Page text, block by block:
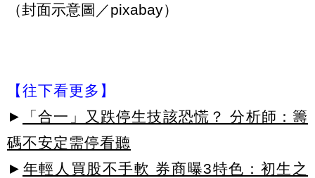
（封面示意圖／pixabay）
【往下看更多】
►
「合一」又跌停生技該恐慌？ 分析師：籌
碼不安定需停看聽
► 年輕人買股不手軟 券商曝3特色：初生之